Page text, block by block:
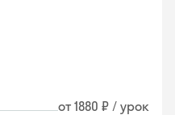
от 1880 ₽ / урок